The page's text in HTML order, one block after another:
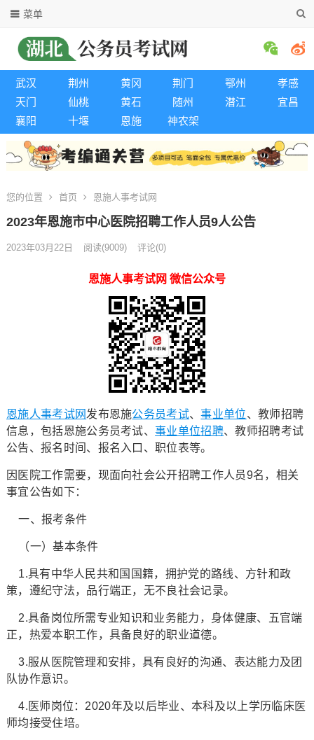
菜单
武汉 荆州 黄冈 荆门 鄂州
孝感
天门
仙桃 黄石 随州 潜江
宜昌
襄阳
十堰 恩施 神农架
您的位置 首页 恩施人事考试网
2023年恩施市中心医院招聘工作人员9人公告
2023年03月22日 阅读(9009) 评论(0)
恩施人事考试网 微信公众号
恩施人事考试网 发布恩施公务员考试、事业单位、教师招聘
信息，包括恩施公务员考试、事业单位招聘、教师招聘考试
公告、报名时间、报名入口、职位表等。
因医院工作需要，现面向社会公开招聘工作人员9名，相关
事宜公告如下：
一、报考条件
（一）基本条件
1.具有中华人民共和国国籍，拥护党的路线、方针和政
策，遵纪守法，品行端正，无不良社会记录。
2.具备岗位所需专业知识和业务能力，身体健康、五官端
正，热爱本职工作，具备良好的职业道德。
3.服从医院管理和安排，具有良好的沟通、表达能力及团
队协作意识。
4.医师岗位：2020年及以后毕业、本科及以上学历临床医
师均接受住培。